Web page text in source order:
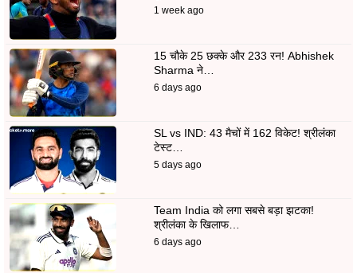
1 week ago
15 चौके 25 छक्के और 233 रन! Abhishek
Sharma ने…
6 days ago
SL vs IND: 43 मैचों में 162 विकेट! श्रीलंका
टेस्ट…
5 days ago
Team India को लगा सबसे बड़ा झटका!
श्रीलंका के खिलाफ…
6 days ago